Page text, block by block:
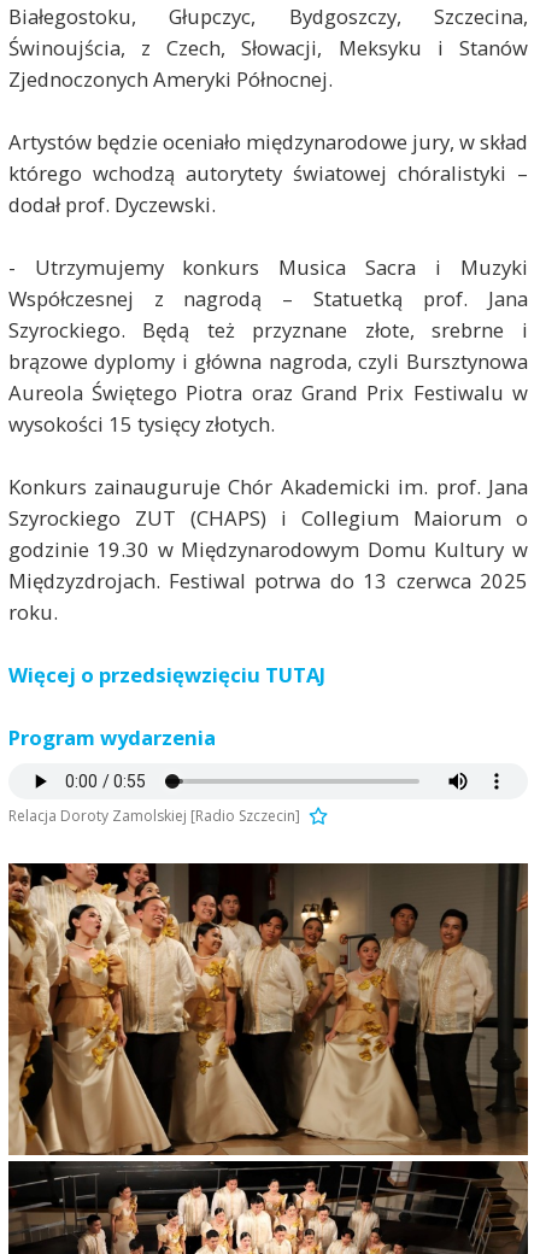
Białegostoku, Głupczyc, Bydgoszczy, Szczecina,
Świnoujścia, z Czech, Słowacji, Meksyku i Stanów
Zjednoczonych Ameryki Północnej.
Artystów będzie oceniało międzynarodowe jury, w skład
którego wchodzą autorytety światowej chóralistyki –
dodał prof. Dyczewski.
- Utrzymujemy konkurs Musica Sacra i Muzyki
Współczesnej z nagrodą – Statuetką prof. Jana
Szyrockiego. Będą też przyznane złote, srebrne i
brązowe dyplomy i główna nagroda, czyli Bursztynowa
Aureola Świętego Piotra oraz Grand Prix Festiwalu w
wysokości 15 tysięcy złotych.
Konkurs zainauguruje Chór Akademicki im. prof. Jana
Szyrockiego ZUT (CHAPS) i Collegium Maiorum o
godzinie 19.30 w Międzynarodowym Domu Kultury w
Międzyzdrojach. Festiwal potrwa do 13 czerwca 2025
roku.
Więcej o przedsięwzięciu TUTAJ
Program wydarzenia
Relacja Doroty Zamolskiej [Radio Szczecin]